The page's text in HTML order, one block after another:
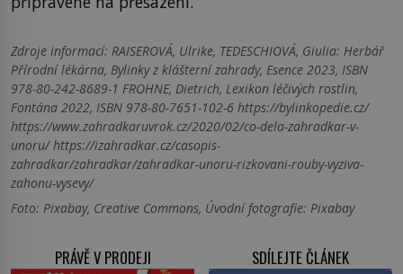
Zdroje informací: RAISEROVÁ, Ulrike, TEDESCHIOVÁ, Giulia: Herbář
Přírodní lékárna, Bylinky z klášterní zahrady, Esence 2023, ISBN
978-80-242-8689-1 FROHNE, Dietrich, Lexikon léčivých rostlin,
Fontána 2022, ISBN 978-80-7651-102-6 https://bylinkopedie.cz/
https://www.zahradkaruvrok.cz/2020/02/co-dela-zahradkar-v-
unoru/ https://izahradkar.cz/casopis-
zahradkar/zahradkar/zahradkar-unoru-rizkovani-rouby-vyziva-
zahonu-vysevy/
Foto: Pixabay, Creative Commons, Úvodní fotografie: Pixabay
PRÁVĚ V PRODEJI SDÍLEJTE ČLÁNEK